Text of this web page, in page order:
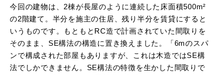
今回の建物は、2棟が長屋のように連続した床面積500m²
の2階建て。半分を施主の住居、残り半分を賃貸にすると
いうものです。もともとRC造で計画されていた間取りを
そのまま、SE構法の構造に置き換えました。「6mのスパ
ンで構成された部屋もありますが、これは木造ではSE構
法でしかできません。SE構法の特徴を生かした間取りで